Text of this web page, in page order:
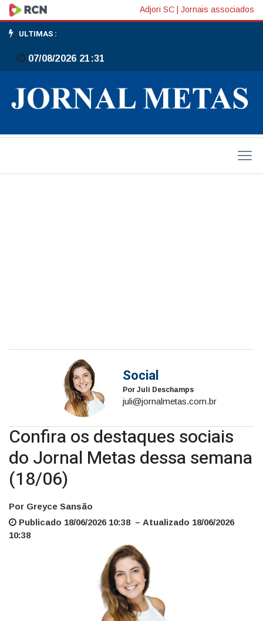
Confira
os
destaques
sociais
do
Jornal
Adjori SC Jornais associados
ULTIMAS :
07/08/2026 21:31
Social
Por Juli Deschamps
juli@jornalmetas.com.br
Confira os destaques sociais
do Jornal Metas dessa semana
(18/06)
Por Greyce Sansão
Publicado 18/06/2026 10:38 – Atualizado 18/06/2026
10:38